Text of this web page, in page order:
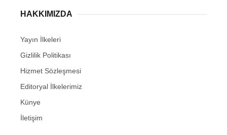
HAKKIMIZDA
Yayın İlkeleri
Gizlilik Politikası
Hizmet Sözleşmesi
Editoryal İlkelerimiz
Künye
İletişim